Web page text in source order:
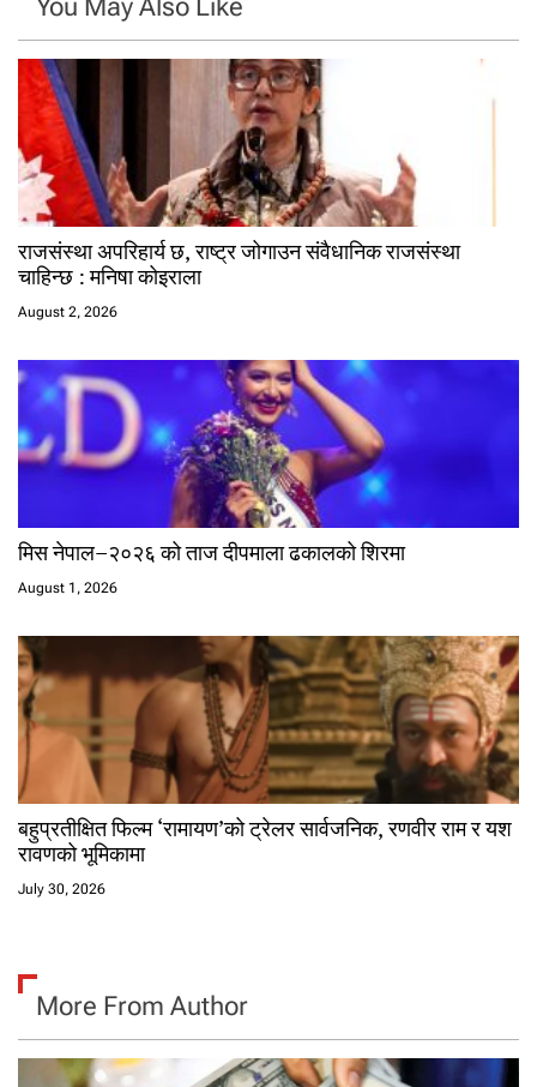
You May Also Like
राजसंस्था अपरिहार्य छ, राष्ट्र जोगाउन संवैधानिक राजसंस्था
चाहिन्छ : मनिषा कोइराला
August 2, 2026
मिस नेपाल–२०२६ को ताज दीपमाला ढकालको शिरमा
August 1, 2026
बहुप्रतीक्षित फिल्म ‘रामायण’को ट्रेलर सार्वजनिक, रणवीर राम र यश
रावणको भूमिकामा
July 30, 2026
More From Author